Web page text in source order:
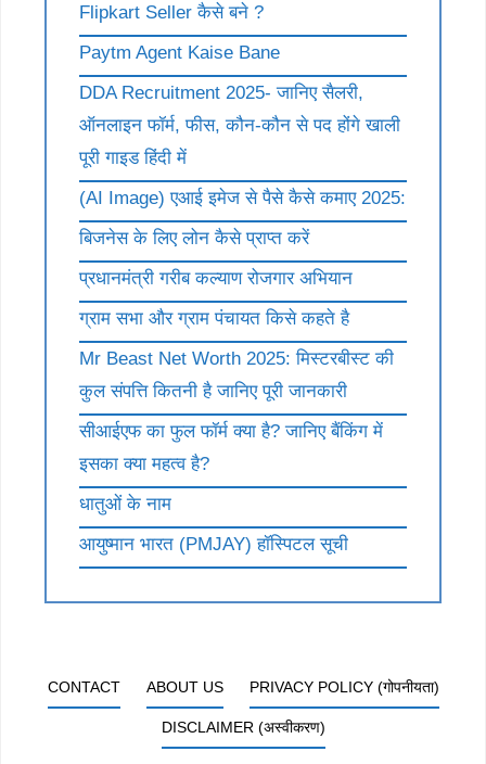
Flipkart Seller कैसे बने ?
Paytm Agent Kaise Bane
DDA Recruitment 2025- जानिए सैलरी,
ऑनलाइन फॉर्म, फीस, कौन-कौन से पद होंगे खाली
पूरी गाइड हिंदी में
(AI Image) एआई इमेज से पैसे कैसे कमाए 2025:
बिजनेस के लिए लोन कैसे प्राप्त करें
प्रधानमंत्री गरीब कल्याण रोजगार अभियान
ग्राम सभा और ग्राम पंचायत किसे कहते है
Mr Beast Net Worth 2025: मिस्टरबीस्ट की
कुल संपत्ति कितनी है जानिए पूरी जानकारी
सीआईएफ का फुल फॉर्म क्या है? जानिए बैंकिंग में
इसका क्या महत्व है?
धातुओं के नाम
आयुष्मान भारत (PMJAY) हॉस्पिटल सूची
CONTACT ABOUT US PRIVACY POLICY (गोपनीयता)
DISCLAIMER (अस्वीकरण)